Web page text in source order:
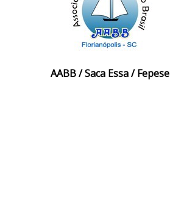
AABB / Saca Essa / Fepese